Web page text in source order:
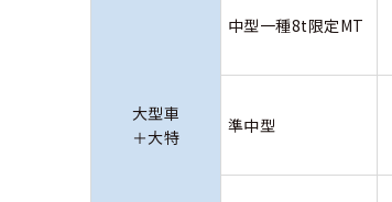
大型車
＋大特
中型一種8t限定MT
準中型